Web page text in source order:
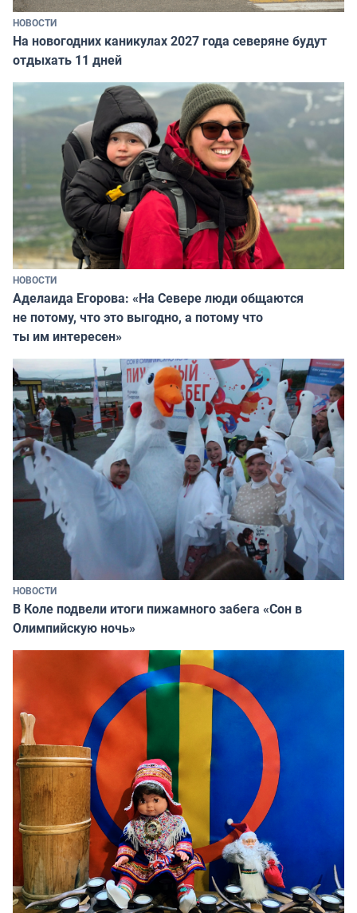
НОВОСТИ
На новогодних каникулах 2027 года северяне будут
отдыхать 11 дней
НОВОСТИ
Аделаида Егорова: «На Севере люди общаются
не потому, что это выгодно, а потому что
ты им интересен»
НОВОСТИ
В Коле подвели итоги пижамного забега «Сон в
Олимпийскую ночь»